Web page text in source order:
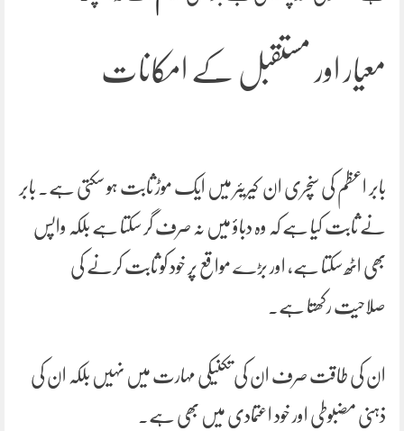
معیار اور مستقبل کے امکانات
بابر اعظم کی سنچری ان کیریئر میں ایک موڑ ثابت ہو سکتی ہے۔ بابر
نے ثابت کیا ہے کہ وہ دباؤ میں نہ صرف گر سکتا ہے بلکہ واپس
بھی اٹھ سکتا ہے، اور بڑے مواقع پر خود کو ثابت کرنے کی
صلاحیت رکھتا ہے۔
ان کی طاقت صرف ان کی تکنیکی مہارت میں نہیں بلکہ ان کی
ذہنی مضبوطی اور خود اعتمادی میں بھی ہے۔